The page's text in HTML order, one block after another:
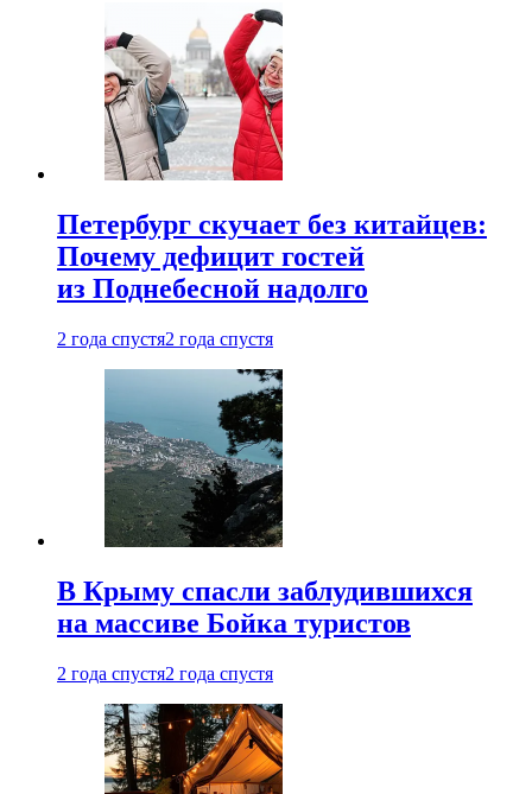
Петербург скучает без китайцев:
Почему дефицит гостей
из Поднебесной надолго
2 года спустя2 года спустя
В Крыму спасли заблудившихся
на массиве Бойка туристов
2 года спустя2 года спустя